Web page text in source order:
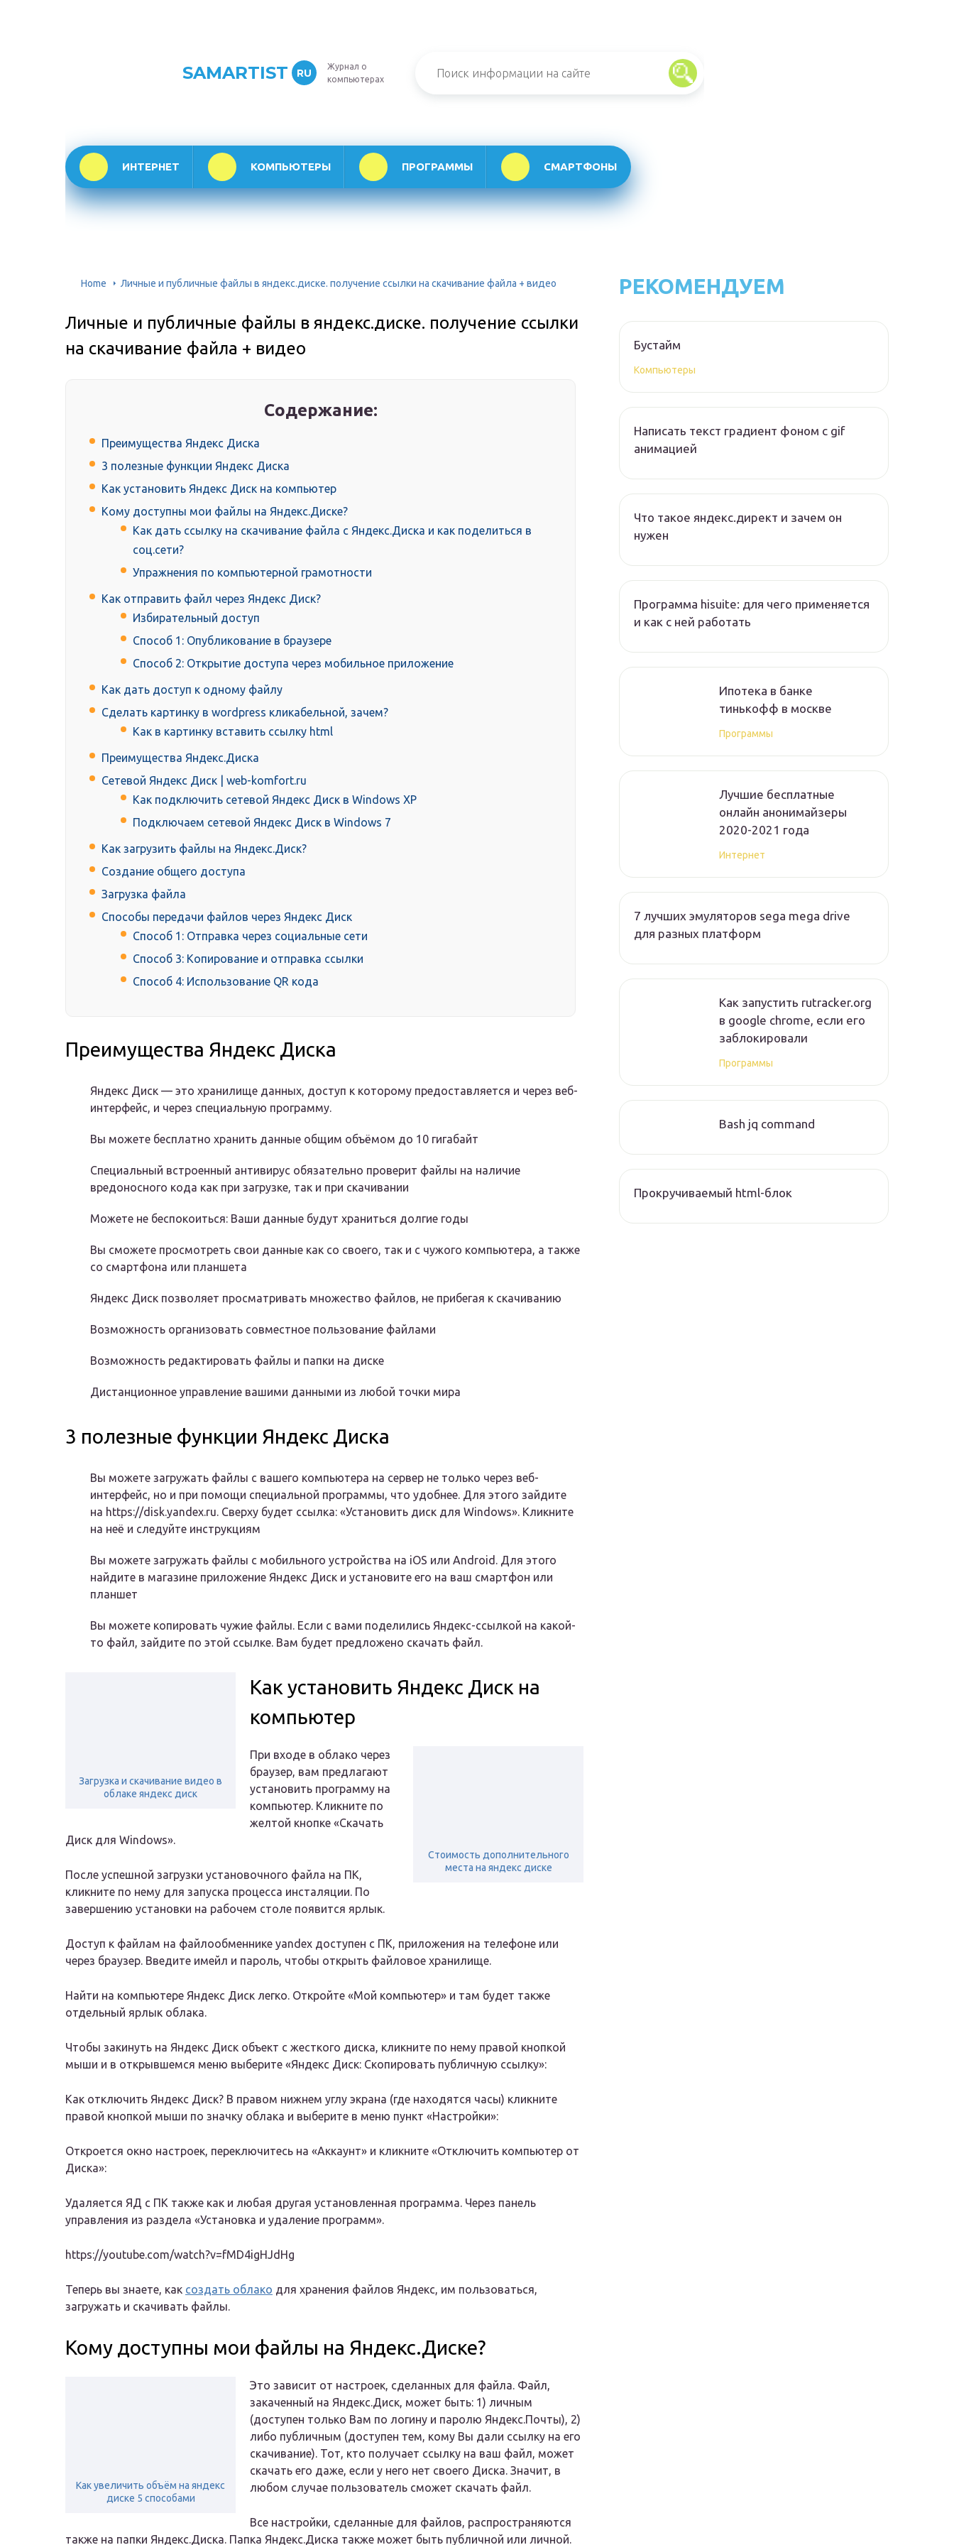
SAMARTIST RU
Журнал о
компьютерах
ИНТЕРНЕТ КОМПЬЮТЕРЫ ПРОГРАММЫ СМАРТФОНЫ
Home Личные и публичные файлы в яндекс.диске. получение ссылки на скачивание файла + видео
Личные и публичные файлы в яндекс.диске. получение ссылки
на скачивание файла + видео
Содержание:
Преимущества Яндекс Диска
3 полезные функции Яндекс Диска
Как установить Яндекс Диск на компьютер
Кому доступны мои файлы на Яндекс.Диске?
Как дать ссылку на скачивание файла с Яндекс.Диска и как поделиться в
соц.сети?
Упражнения по компьютерной грамотности
Как отправить файл через Яндекс Диск?
Избирательный доступ
Способ 1: Опубликование в браузере
Способ 2: Открытие доступа через мобильное приложение
Как дать доступ к одному файлу
Сделать картинку в wordpress кликабельной, зачем?
Как в картинку вставить ссылку html
Преимущества Яндекс.Диска
Сетевой Яндекс Диск | web-komfort.ru
Как подключить сетевой Яндекс Диск в Windows XP
Подключаем сетевой Яндекс Диск в Windows 7
Как загрузить файлы на Яндекс.Диск?
Создание общего доступа
Загрузка файла
Способы передачи файлов через Яндекс Диск
Способ 1: Отправка через социальные сети
Способ 3: Копирование и отправка ссылки
Способ 4: Использование QR кода
Преимущества Яндекс Диска
Яндекс Диск — это хранилище данных, доступ к которому предоставляется и через веб-
интерфейс, и через специальную программу.
Вы можете бесплатно хранить данные общим объёмом до 10 гигабайт
Специальный встроенный антивирус обязательно проверит файлы на наличие
вредоносного кода как при загрузке, так и при скачивании
Можете не беспокоиться: Ваши данные будут храниться долгие годы
Вы сможете просмотреть свои данные как со своего, так и с чужого компьютера, а также
со смартфона или планшета
Яндекс Диск позволяет просматривать множество файлов, не прибегая к скачиванию
Возможность организовать совместное пользование файлами
Возможность редактировать файлы и папки на диске
Дистанционное управление вашими данными из любой точки мира
3 полезные функции Яндекс Диска
Вы можете загружать файлы с вашего компьютера на сервер не только через веб-
интерфейс, но и при помощи специальной программы, что удобнее. Для этого зайдите
на https://disk.yandex.ru. Сверху будет ссылка: «Установить диск для Windows». Кликните
на неё и следуйте инструкциям
Вы можете загружать файлы с мобильного устройства на iOS или Android. Для этого
найдите в магазине приложение Яндекс Диск и установите его на ваш смартфон или
планшет
Вы можете копировать чужие файлы. Если с вами поделились Яндекс-ссылкой на какой-
то файл, зайдите по этой ссылке. Вам будет предложено скачать файл.
Загрузка и скачивание видео в
облаке яндекс диск
Как установить Яндекс Диск на
компьютер
Стоимость дополнительного
места на яндекс диске
При входе в облако через
браузер, вам предлагают
установить программу на
компьютер. Кликните по
желтой кнопке «Скачать
Диск для Windows».
После успешной загрузки установочного файла на ПК,
кликните по нему для запуска процесса инсталяции. По
завершению установки на рабочем столе появится ярлык.
Доступ к файлам на файлообменнике yandex доступен с ПК, приложения на телефоне или
через браузер. Введите имейл и пароль, чтобы открыть файловое хранилище.
Найти на компьютере Яндекс Диск легко. Откройте «Мой компьютер» и там будет также
отдельный ярлык облака.
Чтобы закинуть на Яндекс Диск объект с жесткого диска, кликните по нему правой кнопкой
мыши и в открывшемся меню выберите «Яндекс Диск: Скопировать публичную ссылку»:
Как отключить Яндекс Диск? В правом нижнем углу экрана (где находятся часы) кликните
правой кнопкой мыши по значку облака и выберите в меню пункт «Настройки»:
Откроется окно настроек, переключитесь на «Аккаунт» и кликните «Отключить компьютер от
Диска»:
Удаляется ЯД с ПК также как и любая другая установленная программа. Через панель
управления из раздела «Установка и удаление программ».
https://youtube.com/watch?v=fMD4igHJdHg
Теперь вы знаете, как создать облако для хранения файлов Яндекс, им пользоваться,
загружать и скачивать файлы.
Кому доступны мои файлы на Яндекс.Диске?
Как увеличить объём на яндекс
диске 5 способами
Это зависит от настроек, сделанных для файла. Файл,
закаченный на Яндекс.Диск, может быть: 1) личным
(доступен только Вам по логину и паролю Яндекс.Почты), 2)
либо публичным (доступен тем, кому Вы дали ссылку на его
скачивание). Тот, кто получает ссылку на ваш файл, может
скачать его даже, если у него нет своего Диска. Значит, в
любом случае пользователь сможет скачать файл.
Все настройки, сделанные для файлов, распространяются
также на папки Яндекс.Диска. Папка Яндекс.Диска также может быть публичной или личной.
РЕКОМЕНДУЕМ
Бустайм
Компьютеры
Написать текст градиент фоном с gif
анимацией
Что такое яндекс.директ и зачем он
нужен
Программа hisuite: для чего применяется
и как с ней работать
Ипотека в банке
тинькофф в москве
Программы
Лучшие бесплатные
онлайн анонимайзеры
2020-2021 года
Интернет
7 лучших эмуляторов sega mega drive
для разных платформ
Как запустить rutracker.org
в google chrome, если его
заблокировали
Программы
Bash jq command
Прокручиваемый html-блок